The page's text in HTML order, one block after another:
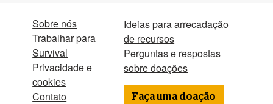
Sobre nós
Trabalhar para
Survival
Privacidade e
cookies
Contato
Ideias para arrecadação
de recursos
Perguntas e respostas
sobre doações
Faça uma doação